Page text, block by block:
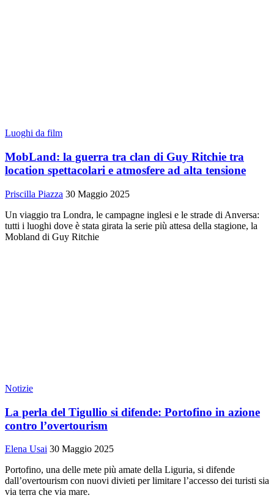
Luoghi da film
MobLand: la guerra tra clan di Guy Ritchie tra
location spettacolari e atmosfere ad alta tensione
Priscilla Piazza 30 Maggio 2025
Un viaggio tra Londra, le campagne inglesi e le strade di Anversa:
tutti i luoghi dove è stata girata la serie più attesa della stagione, la
Mobland di Guy Ritchie
Notizie
La perla del Tigullio si difende: Portofino in azione
contro l’overtourism
Elena Usai 30 Maggio 2025
Portofino, una delle mete più amate della Liguria, si difende
dall’overtourism con nuovi divieti per limitare l’accesso dei turisti sia
via terra che via mare.